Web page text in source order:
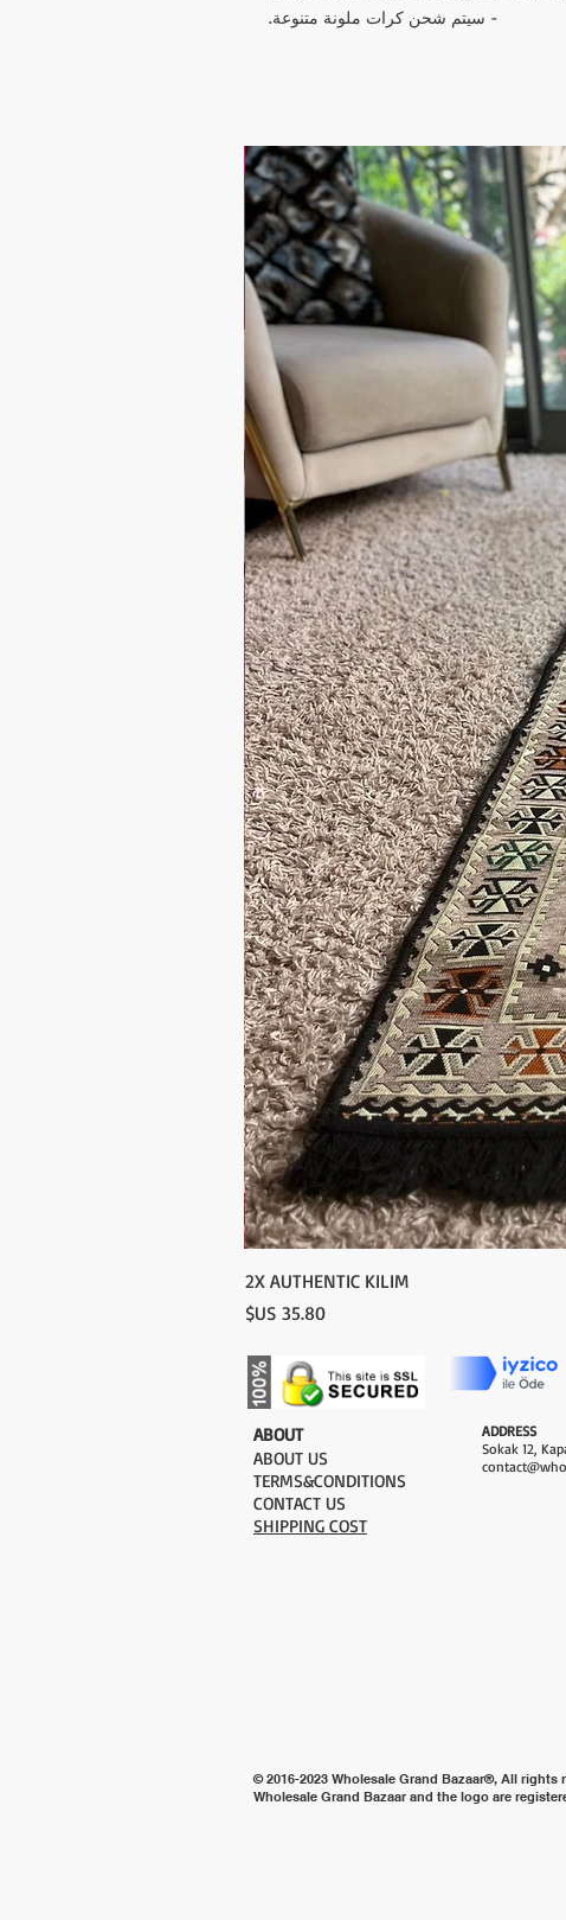
- سيتم شحن كرات ملونة متنوعة.
2X AUTHENTIC KILIM
السعر
​ABOUT
ABOUT US
TERMS&CONDITIONS
CONTACT US
SHIPPING COST
ADDRESS
Sokak 12,
© 2016-2023 Wholesale Grand Bazaar®, All rights
Wholesale Grand Bazaar and the logo are